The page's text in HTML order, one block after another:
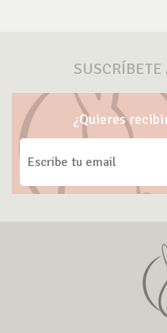
¿Quieres